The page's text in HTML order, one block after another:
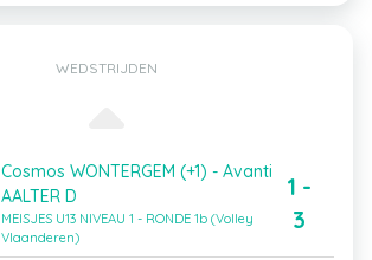
WEDSTRIJDEN
Cosmos WONTERGEM (+1) - Avanti
AALTER D
MEISJES U13 NIVEAU 1 - RONDE 1b (Volley
Vlaanderen)
1 -
3